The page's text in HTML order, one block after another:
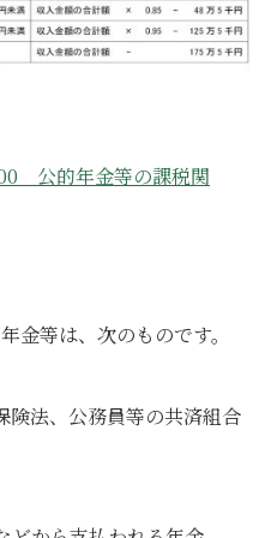
公的年金等の課税関
金等は、次のものです。
険法、公務員等の共済組合